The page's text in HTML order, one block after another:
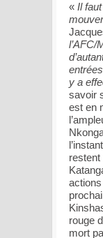
« Il
l’AFC/
y a
savoir
est en
restent
rouge
mort